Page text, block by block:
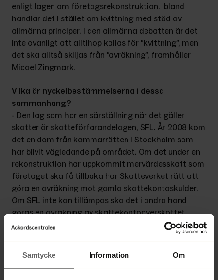
Samtycke Information Om
enligt lagen om företagsrekonstruktion. Ibland
handlar det i stället om kvittning med stöd av
allmänna principer. I den allmänna debatten är det
inte ovanligt att alltihop kallas för ”kvittning”, men
det ska alltså skiljas från ”avräkning”, framhåller
Micael Zingmark.
Vilka är nyckelbestämmelserna i dessa
sammanhang?
- Den lag som har en särställning när det gäller
skatter är skatteförfarandelagen, SFL. År 2008 kom
det en dom från kammarrätten i Stockholm som
har blivit vägledande på området. Om det under en
rekonstruktion har uppkommit mervärdesskatt som
företaget ska få tillbaka har Skatteverket rätt att
göra en avräkning mot gamla skattekontoskulder.
Om SFL inte kan tillämpas ska det i andra hand
göras en avräkning av skattekontoöverskottet
enligt avräkningslagen, AvrL. Om det även efter
detta finns ett överskott på skattekontot kan det bli
avräkning och kvittning kan aktualiseras är till